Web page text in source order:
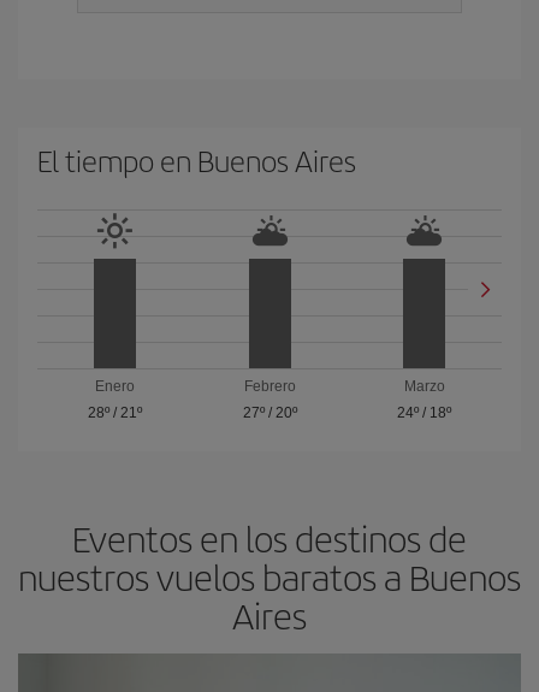
El tiempo en Buenos Aires
Enero
28º/ 21º
Febrero
27º/ 20º
Marzo
24º / 18º
Eventos en los destinos de
nuestros vuelos baratos a Buenos
Aires